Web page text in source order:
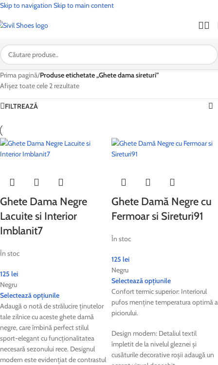
Skip to navigation Skip to main content
🎉OFERTĂ SPECIALĂ:
la toate comenzile!
Prima pagină/Produse etichetate „Ghete dama sireturi”
Afișez toate cele 2 rezultate
FILTREAZĂ
Ghete Dama Negre
Lacuite si Interior
Imblanit7
În stoc
125 lei
Negru
Selectează opțiunile
Adaugă o notă de strălucire ținutelor
tale zilnice cu aceste ghete damă
negre, care îmbină perfect stilul
sport-elegant cu funcționalitatea
necesară sezonului rece. Designul
modern este evidențiat de contrastul
Ghete Damă Negre cu
Fermoar si Sireturi91
În stoc
125 lei
Negru
Selectează opțiunile
Confort termic superior: Interiorul
pufos menține temperatura optimă a
piciorului.
Design modern: Detaliul textil
împletit de la nivelul gleznei și
cusăturile decorative roșii adaugă un